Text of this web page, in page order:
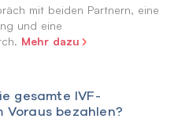
mit beiden Partnern, eine
und eine
Mehr dazu
gesamte IVF-
Voraus bezahlen?